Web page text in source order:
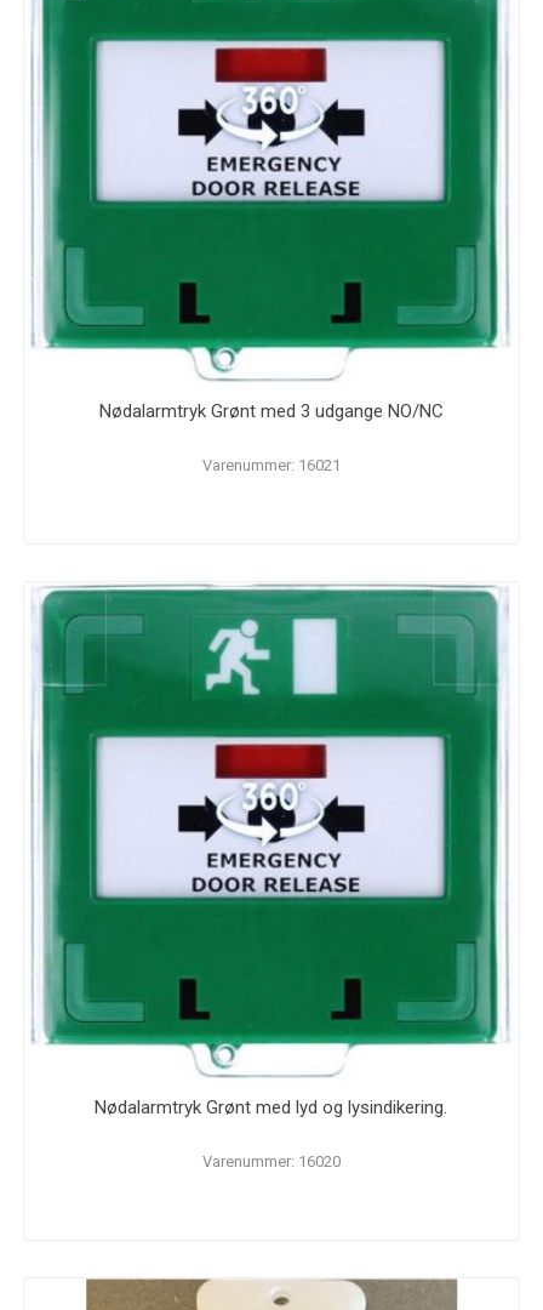
Nødalarmtryk Grønt med 3 udgange NO/NC
Varenummer: 16021
Nødalarmtryk Grønt med lyd og lysindikering.
Varenummer: 16020